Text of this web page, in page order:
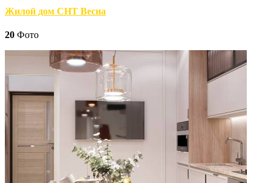
Жилой дом СНТ Весна
20 Фото